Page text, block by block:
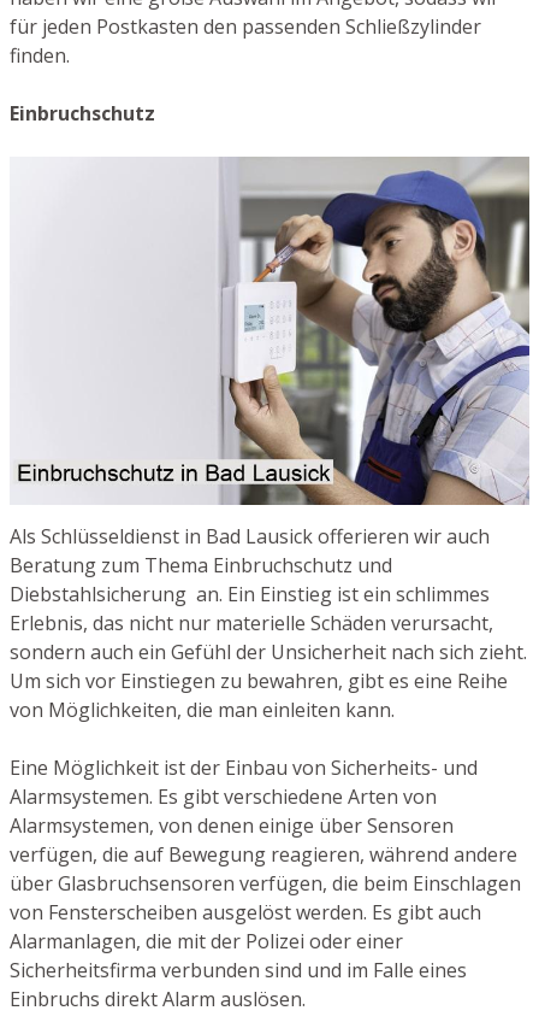
für jeden Postkasten den passenden Schließzylinder
finden.
Einbruchschutz
Als Schlüsseldienst in Bad Lausick offerieren wir auch
Beratung zum Thema Einbruchschutz und
Diebstahlsicherung an. Ein Einstieg ist ein schlimmes
Erlebnis, das nicht nur materielle Schäden verursacht,
sondern auch ein Gefühl der Unsicherheit nach sich zieht.
Um sich vor Einstiegen zu bewahren, gibt es eine Reihe
von Möglichkeiten, die man einleiten kann.
Eine Möglichkeit ist der Einbau von Sicherheits- und
Alarmsystemen. Es gibt verschiedene Arten von
Alarmsystemen, von denen einige über Sensoren
verfügen, die auf Bewegung reagieren, während andere
über Glasbruchsensoren verfügen, die beim Einschlagen
von Fensterscheiben ausgelöst werden. Es gibt auch
Alarmanlagen, die mit der Polizei oder einer
Sicherheitsfirma verbunden sind und im Falle eines
Einbruchs direkt Alarm auslösen.